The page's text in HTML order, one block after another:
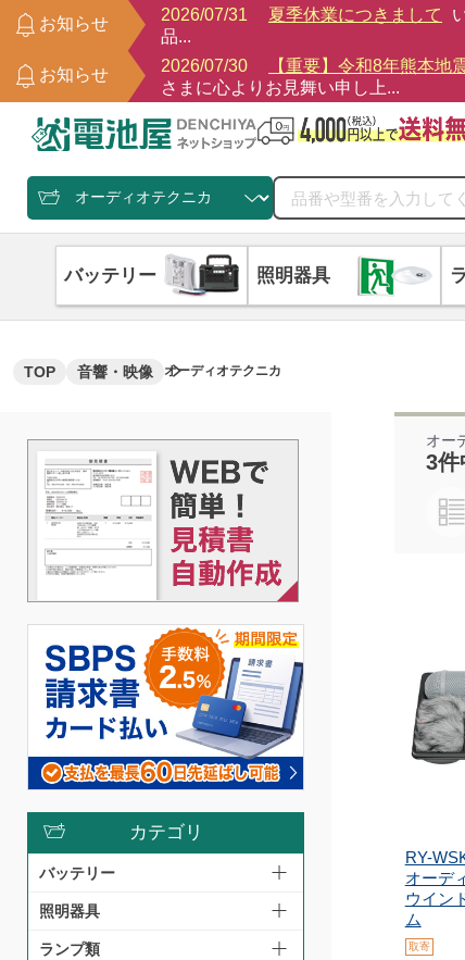
お知らせ
2026/07/31 夏季休業につきまして
品...
お知らせ
2026/07/30 【重要】令和8年熊本地
さまに心よりお見舞い申し上...
バッテリー 照明器具
TOP 音響・映像 オーディオテクニカ
カテゴリ
バッテリー
照明器具
ランプ類
オー
3件
RY-
オーデ
ウイン
ム
取寄